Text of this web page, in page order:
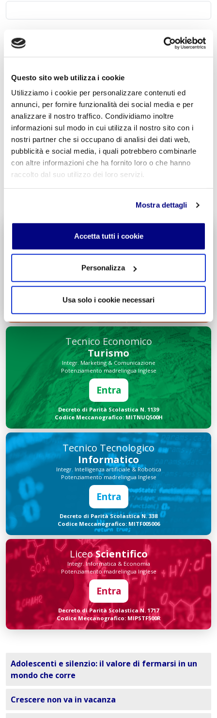
Questo sito web utilizza i cookie
Utilizziamo i cookie per personalizzare contenuti ed
annunci, per fornire funzionalità dei social media e per
analizzare il nostro traffico. Condividiamo inoltre
informazioni sul modo in cui utilizza il nostro sito con i
nostri partner che si occupano di analisi dei dati web,
pubblicità e social media, i quali potrebbero combinarle
con altre informazioni che ha fornito loro o che hanno
raccolto dal suo utilizzo dei loro servizi.
Mostra dettagli
Accetta tutti i cookie
Personalizza
Usa solo i cookie necessari
Commento
Acconsento al trattamento deidati personali.
INVIA COMMENTO
Liceo delle Scienze Umane
Economico Sociale
Integr. Psicologia & Sociologia
Potenziamento madrelingua Inglese
Entra
Decreto di Parità Scolastica N. 2684
Tecnico Economico
Turismo
Integr. Marketing & Comunicazione
Potenziamento madrelingua Inglese
Entra
Decreto di Parità Scolastica N. 1139
Codice Meccanografico: MITNUQ500H
Tecnico Tecnologico
Informatico
Integr. Intelligenza artificiale & Robotica
Potenziamento madrelingua Inglese
Entra
Decreto di Parità Scolastica N. 338
Codice Meccanografico: MITF005006
LiceoScientifico
Integr. Informatica & Economia
Potenziamento madrelingua Inglese
Entra
Decreto di Parità Scolastica N. 1717
Codice Meccanografico: MIPSTF500R
Adolescenti e silenzio: il valore di fermarsi in un
mondo che corre
Crescere non va in vacanza